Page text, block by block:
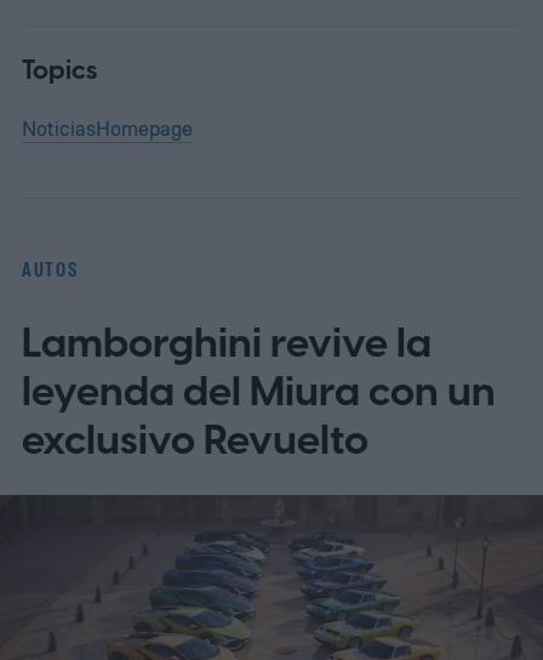
Topics
NoticiasHomepage
AUTOS
Lamborghini revive la
leyenda del Miura con un
exclusivo Revuelto